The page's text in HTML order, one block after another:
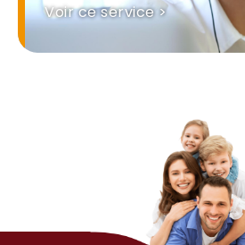
Voir ce service >